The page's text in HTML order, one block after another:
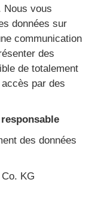
Nous vous
données sur
communication
des
de totalement
par des
des données
KG